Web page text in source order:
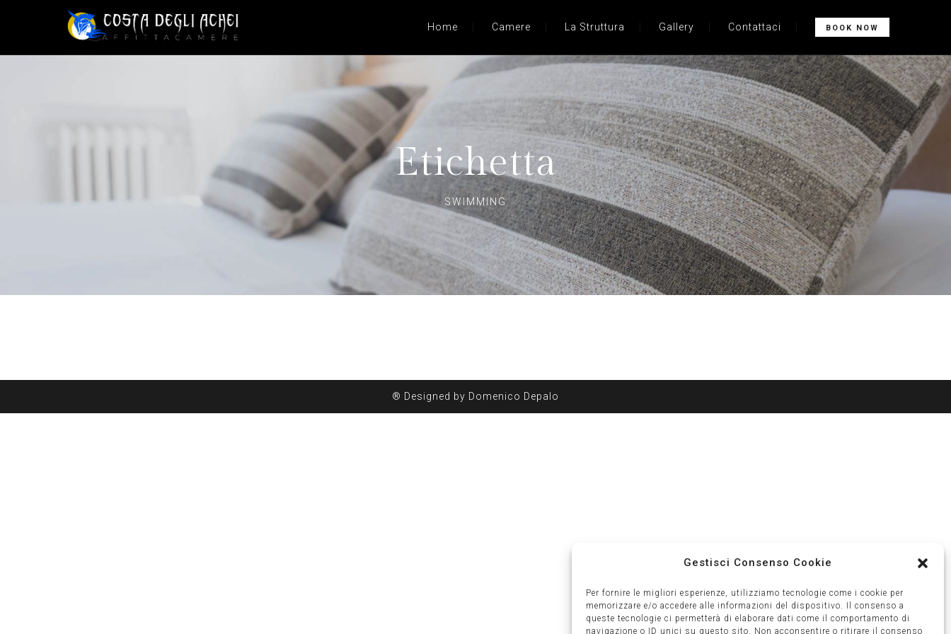
Gestisci Consenso Cookie
Per fornire le migliori esperienze, utilizziamo tecnologie come i cookie per
memorizzare e/o accedere alle informazioni del dispositivo. Il consenso a
queste tecnologie ci permetterà di elaborare dati come il comportamento di
navigazione o ID unici su questo sito. Non acconsentire o ritirare il consenso
Home Camere La Struttura Gallery Contattaci BOOK NOW
Etichetta
SWIMMING
® Designed by Domenico Depalo